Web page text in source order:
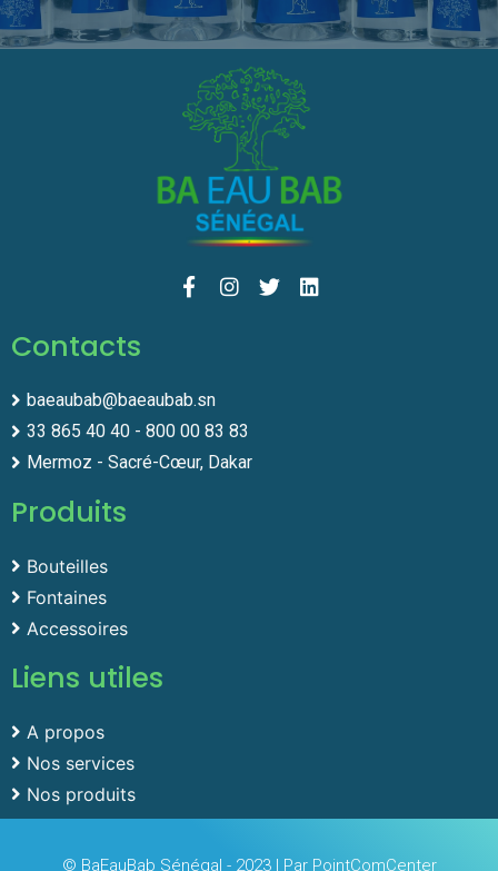
Contacts
baeaubab@baeaubab.sn
33 865 40 40 - 800 00 83 83
Mermoz - Sacré-Cœur, Dakar
Produits
Bouteilles
Fontaines
Accessoires
Liens utiles
A propos
Nos services
Nos produits
© BaEauBab Sénégal - 2023 | Par PointComCenter